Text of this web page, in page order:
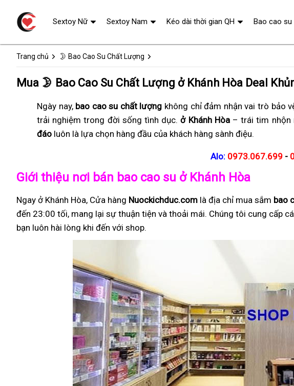
Trang chủ 🌛 Bao Cao Su Chất Lượng
Mua 🌛 Bao Cao Su Chất Lượng ở Khánh Hòa Deal
Ngày nay, bao cao su chất lượng không chỉ đảm nhận vai trò bảo
trải nghiệm trong đời sống tình dục. ở Khánh Hòa– trái tim nhộn
đáo luôn là lựa chọn hàng đầu của khách hàng sành điệu.
Alo: 0973.067.699 -
Giới thiệu nơi bán bao cao su ở Khánh Hòa
Ngay ở Khánh Hòa, Cửa hàng Nuockichduc.com là địa chỉ mua sắm bao
đến 23:00 tối, mang lại sự thuận tiện và thoải mái. Chúng tôi cung cấp
bạn luôn hài lòng khi đến với shop.
Sextoy Nữ Sextoy Nam Kéo dài thời gian QH Bao cao su